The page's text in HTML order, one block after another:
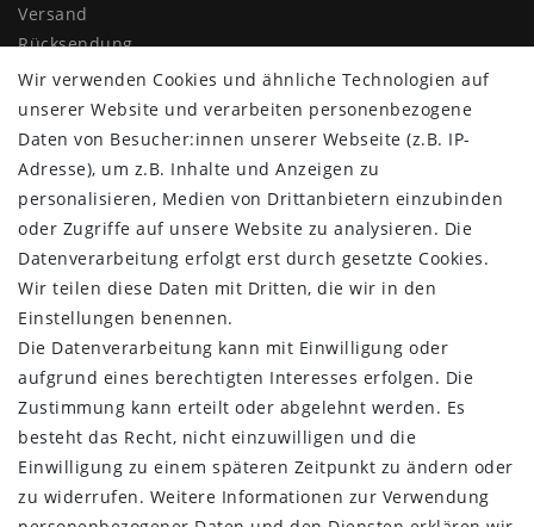
Versand
Rücksendung
Widerrufs­recht
Impressum
Daten­schutz­erklärung
AGB
Kontakt
ZAHLUNG & VERSAND
Wir verwenden Cookies und ähnliche Technologien auf
unserer Website und verarbeiten personenbezogene
Daten von Besucher:innen unserer Webseite (z.B. IP-
Adresse), um z.B. Inhalte und Anzeigen zu
personalisieren, Medien von Drittanbietern einzubinden
oder Zugriffe auf unsere Website zu analysieren. Die
Datenverarbeitung erfolgt erst durch gesetzte Cookies.
Wir teilen diese Daten mit Dritten, die wir in den
Einstellungen benennen.
Die Datenverarbeitung kann mit Einwilligung oder
aufgrund eines berechtigten Interesses erfolgen. Die
Zustimmung kann erteilt oder abgelehnt werden. Es
besteht das Recht, nicht einzuwilligen und die
Einwilligung zu einem späteren Zeitpunkt zu ändern oder
zu widerrufen. Weitere Informationen zur Verwendung